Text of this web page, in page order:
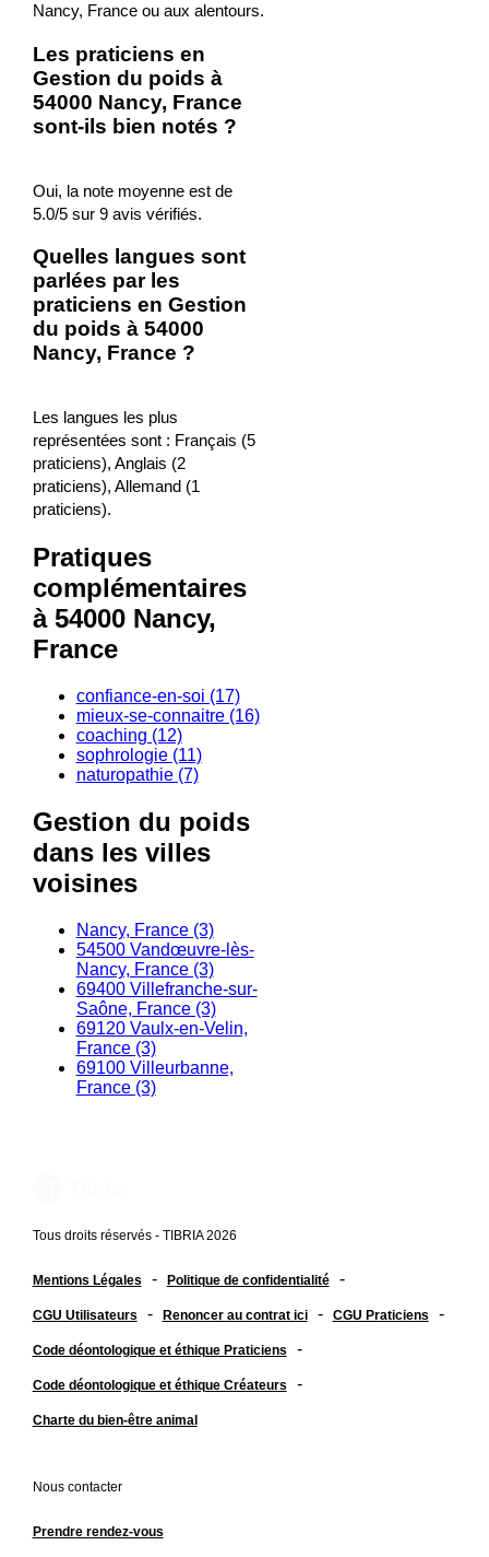
Nancy, France ou aux alentours.
Les praticiens en
Gestion du poids à
54000 Nancy, France
sont-ils bien notés ?
Oui, la note moyenne est de
5.0/5 sur 9 avis vérifiés.
Quelles langues sont
parlées par les
praticiens en Gestion
du poids à 54000
Nancy, France ?
Les langues les plus
représentées sont : Français (5
praticiens), Anglais (2
praticiens), Allemand (1
praticiens).
Pratiques
complémentaires
à 54000 Nancy,
France
confiance-en-soi (17)
mieux-se-connaitre (16)
coaching (12)
sophrologie (11)
naturopathie (7)
Gestion du poids
dans les villes
voisines
Nancy, France (3)
54500 Vandœuvre-lès-
Nancy, France (3)
69400 Villefranche-sur-
Saône, France (3)
69120 Vaulx-en-Velin,
France (3)
69100 Villeurbanne,
France (3)
Tous droits réservés - TIBRIA 2026
Mentions Légales - Politique de confidentialité -
CGU Utilisateurs - Renoncer au contrat ici - CGU Praticiens -
Code déontologique et éthique Praticiens -
Code déontologique et éthique Créateurs -
Charte du bien-être animal
Nous contacter
Prendre rendez-vous